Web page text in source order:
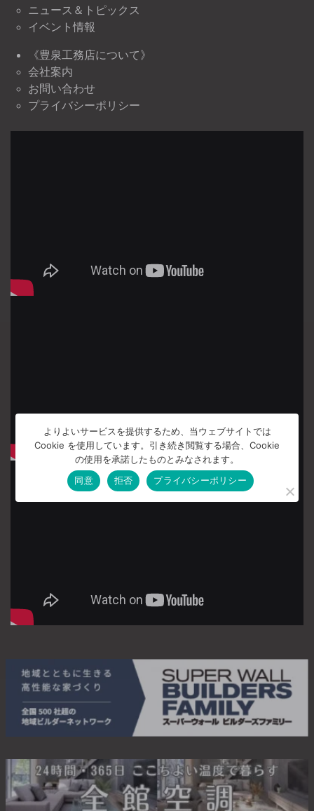
ニュース＆トピックス
イベント情報
《豊泉工務店について》
会社案内
お問い合わせ
プライバシーポリシー
よりよいサービスを提供するため、当ウェブサイトでは
Cookie を使用しています。引き続き閲覧する場合、Cookie
の使用を承諾したものとみなされます。
同意
拒否 プライバシーポリシー